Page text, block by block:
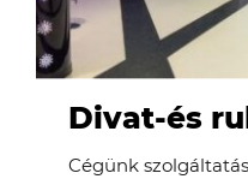
Divat-és
Cégünk